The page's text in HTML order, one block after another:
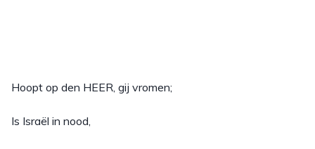
Hoopt op den HEER, gij vromen;
Is Israël in nood,